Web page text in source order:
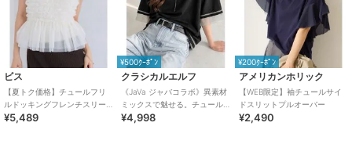
ビス
【夏トク価格】チュールフリ
ルドッキングフレンチスリー
ブ/UVケア
¥5,489
¥500ｸｰﾎﾟﾝ
クラシカルエルフ
《JaVa ジャバコラボ》異素材
ミックスで魅せる。チュール
ドッキング配色ステッチトッ
¥4,998
¥200ｸｰﾎﾟﾝ
アメリカンホリック
【WEB限定】袖チュールサイ
ドスリットプルオーバー
¥2,490